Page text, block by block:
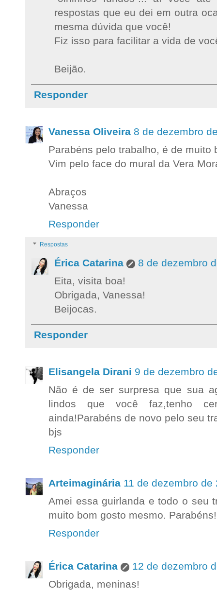
respostas que eu dei em outra
mesma dúvida que você!
Fiz isso para facilitar a vida de
Beijão.
Responder
Vanessa Oliveira 8 de dezembro
Parabéns pelo trabalho, é de muito
Vim pelo face do mural da Vera
Abraços
Vanessa
Responder
Respostas
Érica Catarina
8 de dezembro
Eita, visita boa!
Obrigada, Vanessa!
Beijocas.
Responder
Elisangela Dirani 9 de dezembro
Não é de ser surpresa que sua
lindos que você faz,tenho
ainda!Parabéns de novo pelo seu
bjs
Responder
Arteimaginária 11 de dezembro de
Amei essa guirlanda e todo o seu
muito bom gosto mesmo. Parabéns!
Responder
Érica Catarina
12 de dezembro
Obrigada, meninas!